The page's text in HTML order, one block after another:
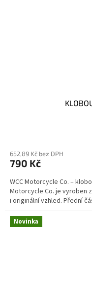
652,89 Kč bez DPH
790 Kč
WCC Motorcycle Co. –
Motorcycle Co. je vyroben
i originální vzhled. Přední
Novinka